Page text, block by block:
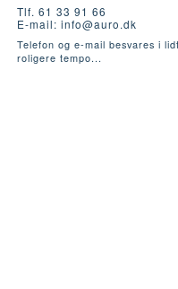
Tlf. 61 33 91 66
E-mail: info@auro.dk
Telefon og e-mail besvares i lidt
roligere tempo...